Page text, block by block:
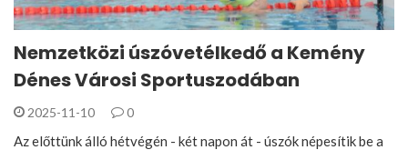
Nemzetközi úszóvetélkedő a Kemény
Dénes Városi Sportuszodában
2025-11-10 0
Az előttünk álló hétvégén - két napon át - úszók népesítik be a